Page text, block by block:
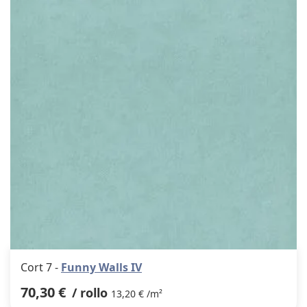
Cort 7 - Funny Walls IV
70,30 € / rollo 13,20 € /m²